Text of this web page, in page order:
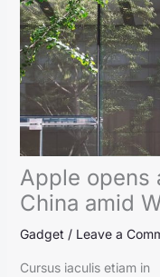
Apple opens
China amid
Gadget / Leave a
Cursus iaculis etiam in